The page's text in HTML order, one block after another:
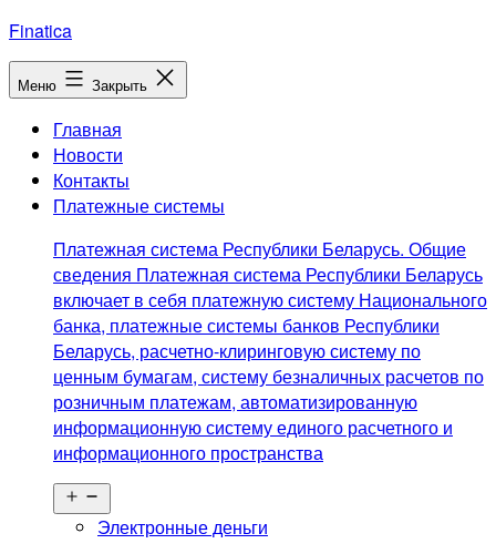
Перейти
к
содержимому
Finatica
Меню Закрыть
Главная
Новости
Контакты
Платежные системы
Платежная система Республики Беларусь. Общие
сведения Платежная система Республики Беларусь
включает в себя платежную систему Национального
банка, платежные системы банков Республики
Беларусь, расчетно-клиринговую систему по
ценным бумагам, систему безналичных расчетов по
розничным платежам, автоматизированную
информационную систему единого расчетного и
информационного пространства
меню
Электронные деньги